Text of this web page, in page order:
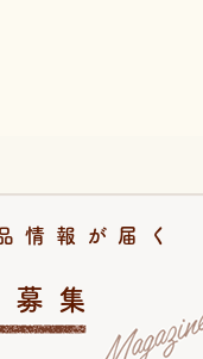
情報が届く
募集